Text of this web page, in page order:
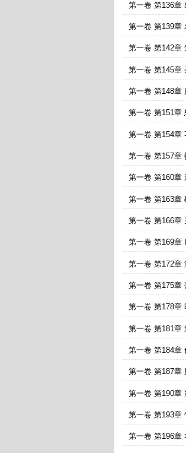
第一卷 第136章
第一卷 第139章
第一卷 第142章
第一卷 第145章
第一卷 第148章
第一卷 第151章
第一卷 第154章
第一卷 第157章
第一卷 第160章
第一卷 第163章
第一卷 第166章
第一卷 第169章
第一卷 第172章
第一卷 第175章
第一卷 第178章
第一卷 第181章
第一卷 第184章
第一卷 第187章
第一卷 第190章
第一卷 第193章
第一卷 第196章